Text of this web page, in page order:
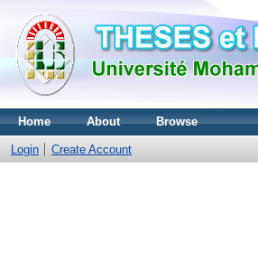
Home About Browse
Login Create Account